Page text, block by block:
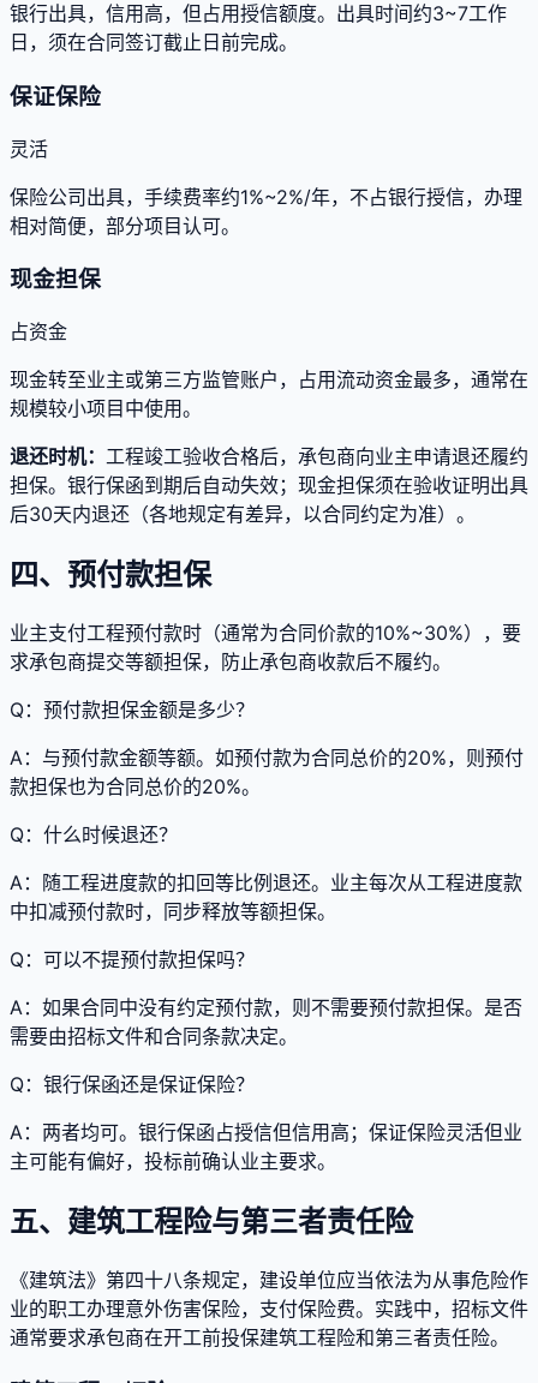
银行出具，信用高，但占用授信额度。出具时间约3~7工作
日，须在合同签订截止日前完成。
保证保险
灵活
保险公司出具，手续费率约1%~2%/年，不占银行授信，办理
相对简便，部分项目认可。
现金担保
占资金
现金转至业主或第三方监管账户，占用流动资金最多，通常在
规模较小项目中使用。
退还时机： 工程竣工验收合格后，承包商向业主申请退还履约
担保。银行保函到期后自动失效；现金担保须在验收证明出具
后30天内退还（各地规定有差异，以合同约定为准）。
四、预付款担保
业主支付工程预付款时（通常为合同价款的10%~30%），要
求承包商提交等额担保，防止承包商收款后不履约。
Q： 预付款担保金额是多少？
A： 与预付款金额等额。如预付款为合同总价的20%，则预付
款担保也为合同总价的20%。
Q： 什么时候退还？
A： 随工程进度款的扣回等比例退还。业主每次从工程进度款
中扣减预付款时，同步释放等额担保。
Q： 可以不提预付款担保吗？
A： 如果合同中没有约定预付款，则不需要预付款担保。是否
需要由招标文件和合同条款决定。
Q： 银行保函还是保证保险？
A： 两者均可。银行保函占授信但信用高；保证保险灵活但业
主可能有偏好，投标前确认业主要求。
五、建筑工程险与第三者责任险
《建筑法》第四十八条规定，建设单位应当依法为从事危险作
业的职工办理意外伤害保险，支付保险费。实践中，招标文件
通常要求承包商在开工前投保建筑工程险和第三者责任险。